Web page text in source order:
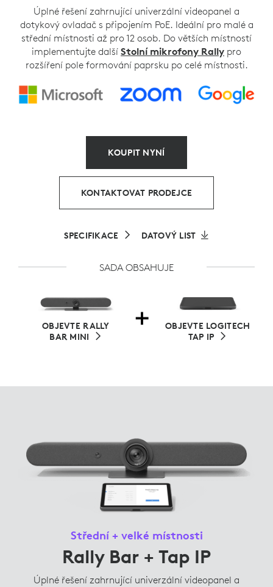
Úplné řešení zahrnující univerzální videopanel a
dotykový ovladač s připojením PoE. Ideální pro malé a
střední místnosti až pro 12 osob. Do větších místností
implementujte další Stolní mikrofony Rally pro
rozšíření pole formování paprsku po celé místnosti.
KOUPIT NYNÍ
KONTAKTOVAT PRODEJCE
SPECIFIKACE DATOVÝ LIST
SADA OBSAHUJE
OBJEVTE RALLY
BAR MINI
OBJEVTE LOGITECH
TAP IP
Střední + velké místnosti
Rally Bar + Tap IP
Úplné řešení zahrnující univerzální videopanel a